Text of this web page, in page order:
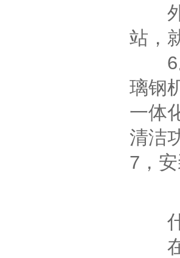
外
站，
6。
璃钢
一体
清洁
7，
什
在